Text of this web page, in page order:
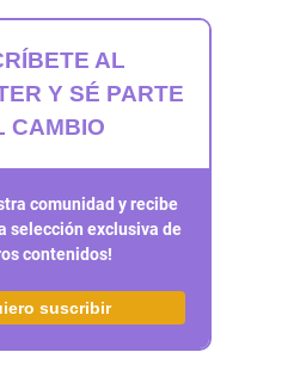
AL
Y SÉ PARTE
CAMBIO
comunidad y recibe
selección exclusiva de
contenidos!
suscribir